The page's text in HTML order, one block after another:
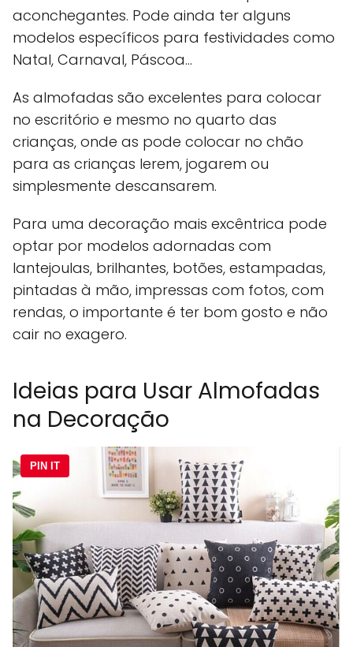
aconchegantes. Pode ainda ter alguns
modelos específicos para festividades como
Natal, Carnaval, Páscoa…
As almofadas são excelentes para colocar
no escritório e mesmo no quarto das
crianças, onde as pode colocar no chão
para as crianças lerem, jogarem ou
simplesmente descansarem.
Para uma decoração mais excêntrica pode
optar por modelos adornadas com
lantejoulas, brilhantes, botões, estampadas,
pintadas à mão, impressas com fotos, com
rendas, o importante é ter bom gosto e não
cair no exagero.
Ideias para Usar Almofadas
na Decoração
PIN IT